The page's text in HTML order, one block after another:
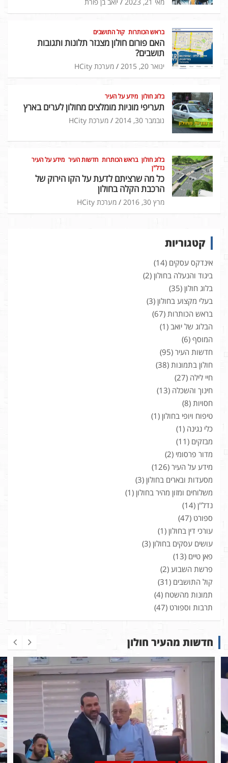
בראש הכותרות קול התושבים
האם פורום חולון מצנזר תלונות ותגובות
תושבים?
ינואר 20, 2015 מערכת HCity
בלוג חולון מידע על העיר
תעריפי מוניות מומלצים מחולון לערים בארץ
נובמבר 30, 2014 מערכת HCity
בלוג חולון בראש הכותרות חדשות העיר מידע על העיר
נדל"ן
כל מה שרציתם לדעת על הקו הירוק של
הרכבת הקלה בחולון
מרץ 30, 2016 מערכת HCity
קטגוריות
אינדקס עסקים (14)
ביגוד והנעלה בחולון (2)
בלוג חולון (35)
בעלי מקצוע בחולון (3)
בראש הכותרות (67)
הבלוג של יואב (1)
המוסף (6)
חדשות העיר (95)
חולון בתמונות (38)
חיי לילה (27)
חינוך והשכלה (13)
חסויות (8)
טיפוח ויופי בחולון (1)
כלי נגינה (1)
מבזקים (11)
מדור פרסומי (2)
מידע על העיר (126)
מסעדות ובארים בחולון (3)
משלוחים ומזון מהיר בחולון (1)
נדל"ן (14)
ספורט (47)
עורכי דין בחולון (1)
עושים עסקים בחולון (3)
פאן טיים (13)
פרשת השבוע (2)
קול התושבים (31)
תמונות מהשטח (4)
תרבות וספורט (47)
חדשות מהעיר חולון